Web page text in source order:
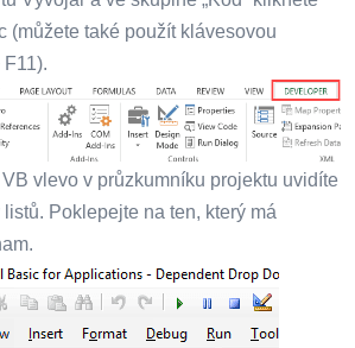
(můžete také použít klávesovou
F11).
vlevo v průzkumníku projektu uvidíte
Poklepejte na ten, který má